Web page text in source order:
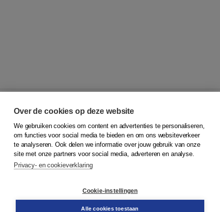
© 2026Koninklijke Boom uitgevers
Klantenservice
Service & informatie
Contact
Over de cookies op deze website
We gebruiken cookies om content en advertenties te personaliseren,
om functies voor social media te bieden en om ons websiteverkeer
te analyseren. Ook delen we informatie over jouw gebruik van onze
site met onze partners voor social media, adverteren en analyse.
Privacy- en cookieverklaring
Cookie-instellingen
Alle cookies toestaan